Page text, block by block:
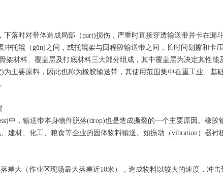
时对带体造成局部（part)损伤，严重时直接穿透输送带并卡在漏
辊（gǔn)之间，或托辊架与回程段输送带之间，长时间划擦和卡
架材料、覆盖层及打底材料三大部分组成，其中覆盖层为决定其性
主要原料，因此也称为橡胶输送带，其使用范围集中在重工业、
中，输送带本身物件脱落(drop)也是造成撕裂的一个主要原因。橡
建材、化工、粮食等企业的固体物料输送。如振动（vibration）器
大（作业区现场最大落差近10米），造成物料以较大的速度，冲